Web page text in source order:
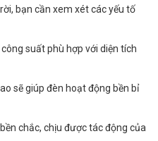
bạn cần xem xét các yếu tố
suất phù hợp với diện tích
sẽ giúp đèn hoạt động bền bỉ
chắc, chịu được tác động của